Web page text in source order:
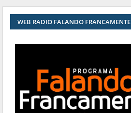
WEB RADIO FALANDO FRANCAMENTE